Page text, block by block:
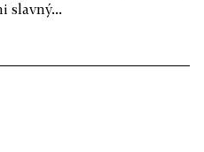
slavný...